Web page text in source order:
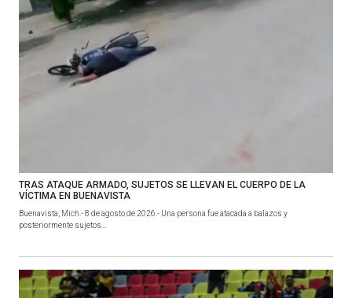
TRAS ATAQUE ARMADO, SUJETOS SE LLEVAN EL CUERPO DE LA
VÍCTIMA EN BUENAVISTA
Buenavista, Mich.- 8 de agosto de 2026.- Una persona fue atacada a balazos y
posteriormente sujetos...